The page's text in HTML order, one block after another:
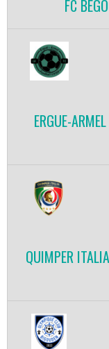
FC
ERGUE-
QUIMPER